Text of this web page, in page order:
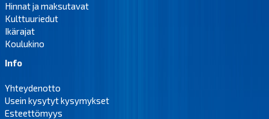
Hinnat ja maksutavat
Kulttuuriedut
Ikärajat
Koulukino
Info
Yhteydenotto
Usein kysytyt kysymykset
Esteettömyys